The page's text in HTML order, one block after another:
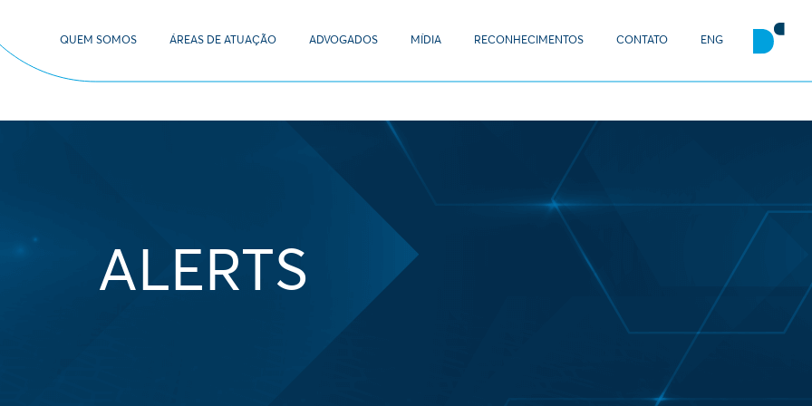
QUEM SOMOS ÁREAS DE ATUAÇÃO ADVOGADOS MÍDIA RECONHECIMENTOS CONTATO ENG
ALERTS